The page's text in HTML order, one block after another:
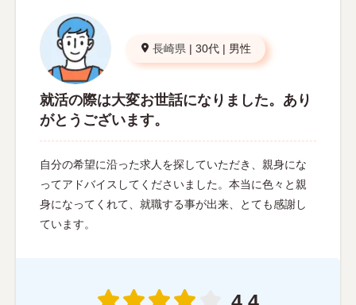
長崎県 | 30代 | 男性
就活の際は大変お世話になりました。あり
がとうございます。
自分の希望に沿った求人を探していただき、親身にな
ってアドバイスしてくださいました。本当に色々と親
身になってくれて、就職する事が出来、とても感謝し
ています。